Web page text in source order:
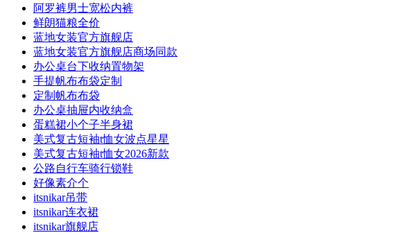
阿罗裤男士宽松内裤
鲜朗猫粮全价
蓝地女装官方旗舰店
蓝地女装官方旗舰店商场同款
办公桌台下收纳置物架
手提帆布布袋定制
定制帆布布袋
办公桌抽屉内收纳盒
蛋糕裙小个子半身裙
美式复古短袖t恤女波点星星
美式复古短袖t恤女2026新款
公路自行车骑行锁鞋
好像素介个
itsnikar吊带
itsnikar连衣裙
itsnikar旗舰店